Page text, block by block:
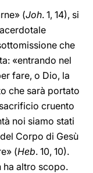
(Joh. 1, 14), si
che
«entrando nel
fare, o Dio, la
che sarà portato
cruento
noi siamo stati
Corpo di Gesù
(Heb. 10, 10).
ha altro scopo.